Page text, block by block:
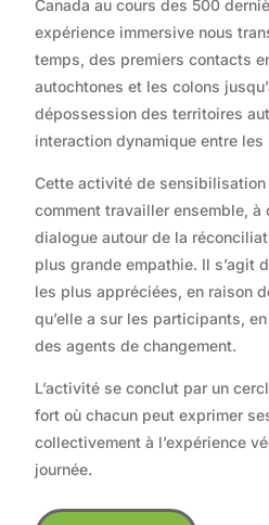
Canada au cours des 500
expérience immersive nous
temps, des premiers contacts
autochtones et les colons
dépossession des territoires
interaction dynamique entre
Cette activité de sensibilisation
comment travailler ensemble, à
dialogue autour de la
plus grande empathie. Il s’agit
les plus appréciées, en raison
qu’elle a sur les participants,
des agents de changement.
L’activité se conclut par un
fort où chacun peut exprimer
collectivement à l’expérience
journée.